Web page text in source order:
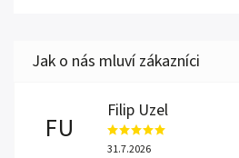
FU
Filip Uzel
31.7.2026